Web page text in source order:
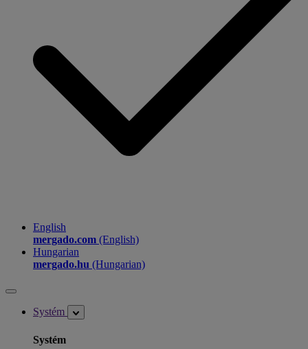
English
mergado.com (English)
Hungarian
mergado.hu (Hungarian)
Systém
Systém